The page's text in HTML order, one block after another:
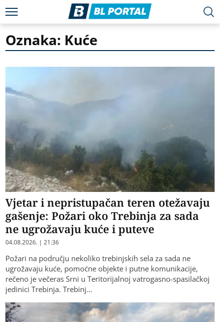
Oznaka: Kuće
Vjetar i nepristupačan teren otežavaju
gašenje: Požari oko Trebinja za sada
ne ugrožavaju kuće i puteve
04.08.2026. | 21:36
Požari na području nekoliko trebinjskih sela za sada ne
ugrožavaju kuće, pomoćne objekte i putne komunikacije,
rečeno je večeras Srni u Teritorijalnoj vatrogasno-spasilačkoj
jedinici Trebinja. Trebinj…